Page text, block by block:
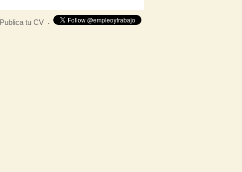
Publica tu CV -